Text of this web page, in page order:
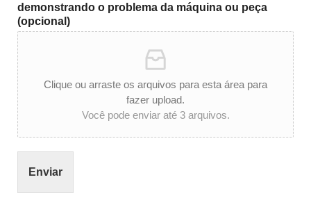
demonstrando o problema da máquina ou peça
(opcional)
Clique ou arraste os arquivos para esta área para
fazer upload.
Você pode enviar até 3 arquivos.
Enviar